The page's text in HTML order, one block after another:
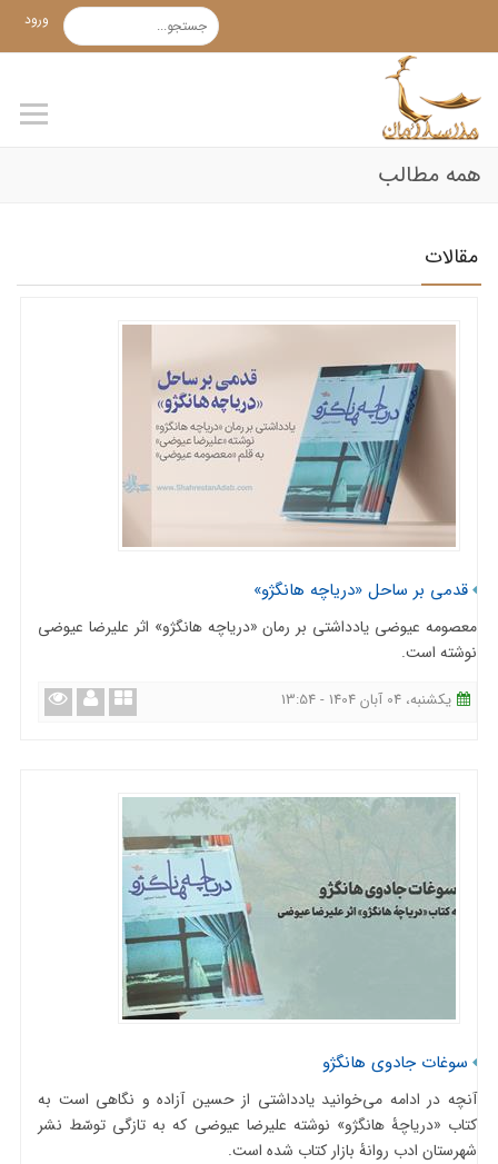
ورود
همه مطالب
مقالات
قدمی بر ساحل «دریاچه هانگژو»
معصومه عیوضی یادداشتی بر رمان «دریاچه هانگژو» اثر علیرضا عیوضی
نوشته است.
یکشنبه، 04 آبان 1404 - 13:54
سوغات جادوی هانگژو
آنچه در ادامه می‌خوانید یادداشتی از حسین آزاده و نگاهی است به
کتاب «دریاچۀ هانگژو» نوشته علیرضا عیوضی که به تازگی توسّط نشر
شهرستان ادب روانۀ بازار کتاب شده است.